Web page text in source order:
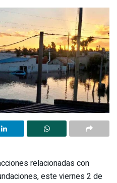
relacionadas con
este viernes 2 de